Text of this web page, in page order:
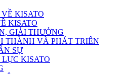
KISATO
KISATO
GIẢI THƯỞNG
THÀNH VÀ PHÁT TRIỂN
SỰ
KISATO